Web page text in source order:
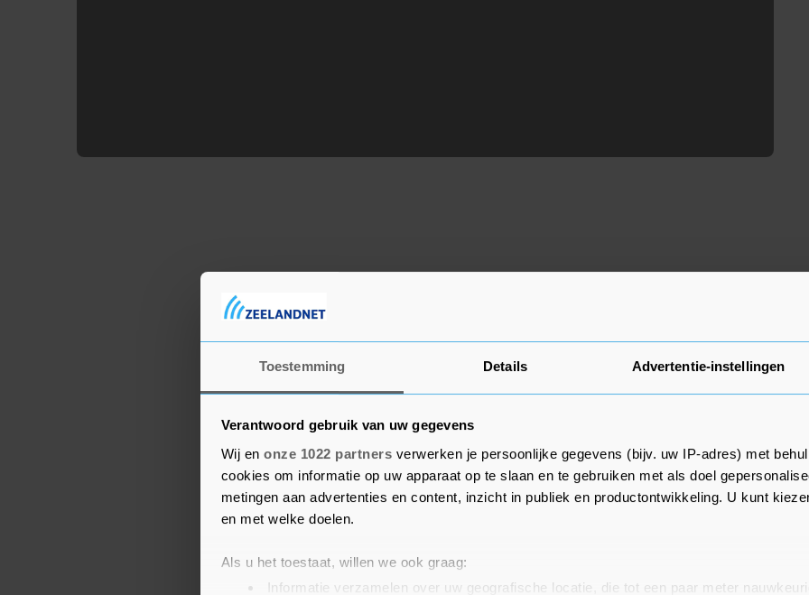
Toestemming Details Advertentie-instellingen
Verantwoord gebruik van uw gegevens
Wij en onze 1022 partners verwerken je persoonlijke gegevens (bijv. uw IP-adres) met
cookies om informatie op uw apparaat op te slaan en te gebruiken met als doel
metingen aan advertenties en content, inzicht in publiek en productontwikkeling. U kunt
en met welke doelen.
Als u het toestaat, willen we ook graag:
Informatie verzamelen over uw geografische locatie, die tot een paar meter